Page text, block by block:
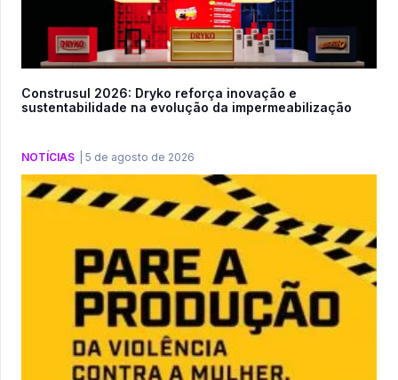
Construsul 2026: Dryko reforça inovação e
sustentabilidade na evolução da impermeabilização
NOTÍCIAS 5 de agosto de 2026